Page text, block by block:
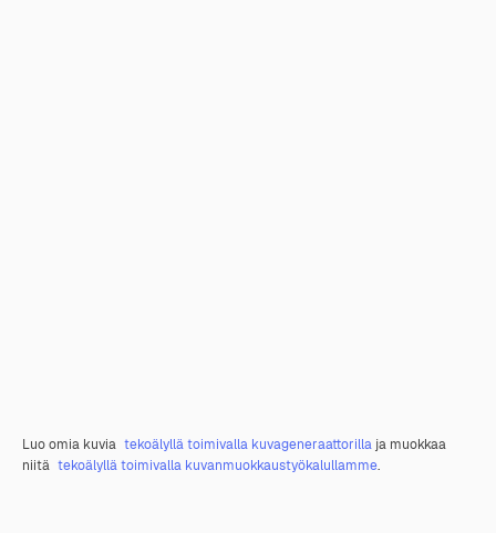
Luo omia kuvia tekoälyllä toimivalla kuvageneraattorilla ja muokkaa
niitä tekoälyllä toimivalla kuvanmuokkaustyökalullamme.